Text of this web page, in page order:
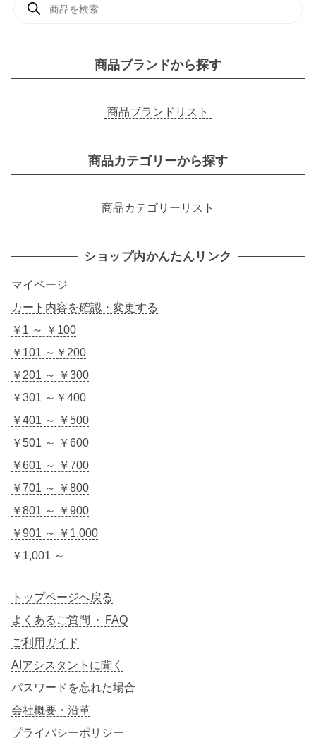
商品ブランドから探す
商品ブランドリスト
商品カテゴリーから探す
商品カテゴリーリスト
ショップ内かんたんリンク
マイページ
カート内容を確認・変更する
￥1 ～ ￥100
￥101 ～￥200
￥201 ～ ￥300
￥301 ～￥400
￥401 ～ ￥500
￥501 ～ ￥600
￥601 ～ ￥700
￥701 ～ ￥800
￥801 ～ ￥900
￥901 ～ ￥1,000
￥1,001 ～
トップページへ戻る
よくあるご質問 · FAQ
ご利用ガイド
AIアシスタントに聞く
パスワードを忘れた場合
会社概要・沿革
プライバシーポリシー